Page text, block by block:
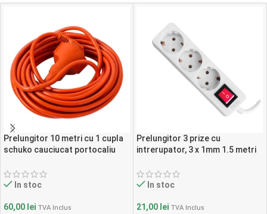
Prelungitor 10 metri cu 1 cupla
schuko cauciucat portocaliu
In stoc
60,00 lei TVA Inclus
Prelungitor 3 prize cu
intrerupator, 3 x 1mm 1.5 metri
In stoc
21,00 lei TVA Inclus